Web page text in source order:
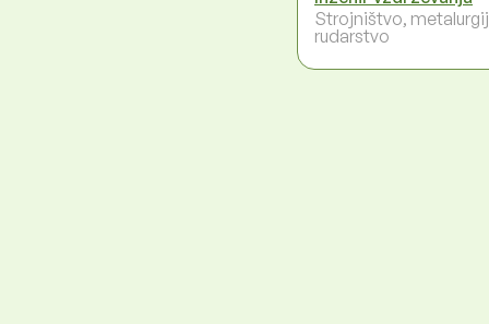
Strojništvo,
rudarstvo